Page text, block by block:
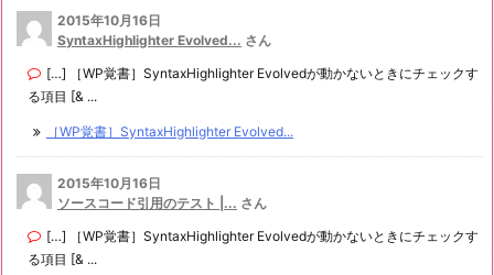
2015年10月16日
SyntaxHighlighter Evolved... さん
[…] ［WP覚書］SyntaxHighlighter Evolvedが動かないときにチェックす
る項目 [& ...
［WP覚書］SyntaxHighlighter Evolved...
2015年10月16日
ソースコード引用のテスト |... さん
[…] ［WP覚書］SyntaxHighlighter Evolvedが動かないときにチェックす
る項目 [& ...